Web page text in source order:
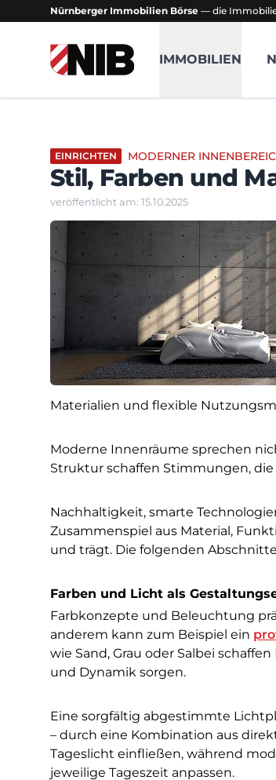
Nürnberger Immobilien Börse — die
NIB - Nürnberger Immobilien Börse
IMMOBILIEN
EINRICHTEN MODERNER
Stil, Farben und
veröffentlicht am: 15.10.2025
Materialien und flexible
Moderne Innenräume sprechen
Struktur schaffen Stimmungen,
Nachhaltigkeit, smarte
Zusammenspiel aus Material,
und trägt. Die folgenden
Farben und Licht als
Farbkonzepte und Beleuchtung
anderem kann zum Beispiel ein
wie Sand, Grau oder Salbei
und Dynamik sorgen.
Eine sorgfältig abgestimmte
– durch eine Kombination aus
Tageslicht einfließen, während
jeweilige Tageszeit anpassen.